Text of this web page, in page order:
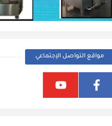
مواقع التواصل الإجتماعي